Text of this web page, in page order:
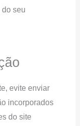
seu
evite enviar
incorporados
do site